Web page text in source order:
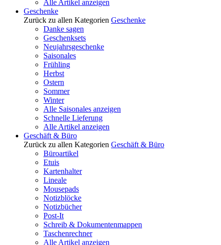
Alle Artikel anzeigen
Geschenke
Zurück zu allen Kategorien Geschenke
Danke sagen
Geschenksets
Neujahrsgeschenke
Saisonales
Frühling
Herbst
Ostern
Sommer
Winter
Alle Saisonales anzeigen
Schnelle Lieferung
Alle Artikel anzeigen
Geschäft & Büro
Zurück zu allen Kategorien Geschäft & Büro
Büroartikel
Etuis
Kartenhalter
Lineale
Mousepads
Notizblöcke
Notizbücher
Post-It
Schreib & Dokumentenmappen
Taschenrechner
Alle Artikel anzeigen